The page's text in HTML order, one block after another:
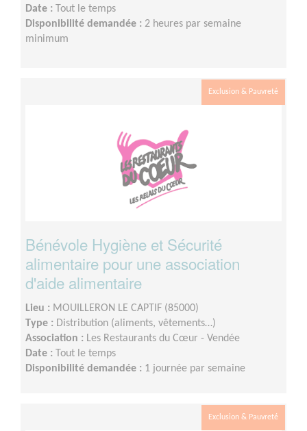
Date : Tout le temps
Disponibilité demandée : 2 heures par semaine
minimum
Exclusion & Pauvreté
Bénévole Hygiène et Sécurité
alimentaire pour une association
d'aide alimentaire
Lieu : MOUILLERON LE CAPTIF (85000)
Type : Distribution (aliments, vêtements…)
Association : Les Restaurants du Cœur - Vendée
Date : Tout le temps
Disponibilité demandée : 1 journée par semaine
Exclusion & Pauvreté